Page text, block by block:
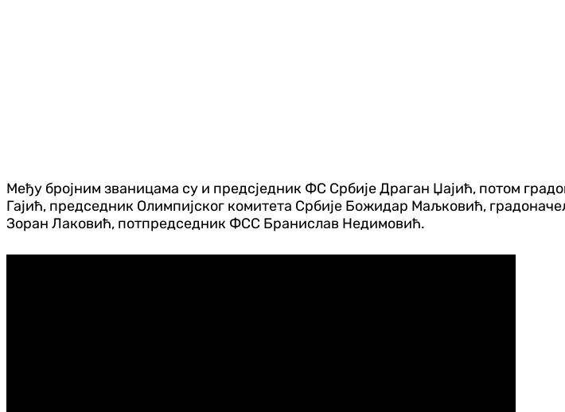
Међу бројним званицама су и предсједник ФС Србије Драган Џајић, потом
Гајић, председник Олимпијског комитета Србије Божидар Маљковић,
Зоран Лаковић, потпредседник ФСС Бранислав Недимовић.